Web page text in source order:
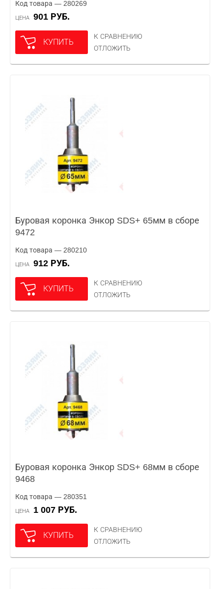
Код товара — 280269
ЦЕНА 901 РУБ.
КУПИТЬ
К СРАВНЕНИЮ
ОТЛОЖИТЬ
Буровая коронка Энкор SDS+ 65мм в сборе
9472
Код товара — 280210
ЦЕНА 912 РУБ.
КУПИТЬ
К СРАВНЕНИЮ
ОТЛОЖИТЬ
Буровая коронка Энкор SDS+ 68мм в сборе
9468
Код товара — 280351
ЦЕНА 1 007 РУБ.
КУПИТЬ
К СРАВНЕНИЮ
ОТЛОЖИТЬ